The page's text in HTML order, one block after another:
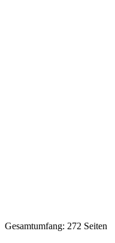
Gesamtumfang: 272 Seiten